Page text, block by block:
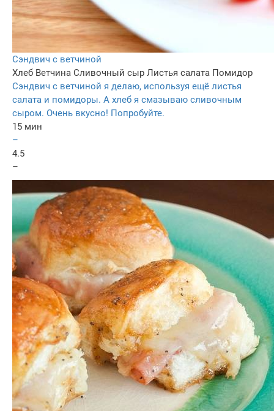
Сэндвич с ветчиной
Хлеб Ветчина Сливочный сыр Листья салата Помидор
Сэндвич с ветчиной я делаю, используя ещё листья
салата и помидоры. А хлеб я смазываю сливочным
сыром. Очень вкусно! Попробуйте.
15 мин
–
4.5
–